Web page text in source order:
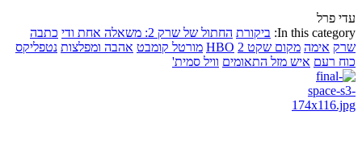
עדי פרל
In this category: ביקורת החתול של שרק 2: משאלה אחת ודי
כתבה
שרק אימה מקום שקט 2 HBO מורטל קומבט אהבה ומפלצות נטפליקס
כוח רעם איש מזל התאומים וויל סמית'